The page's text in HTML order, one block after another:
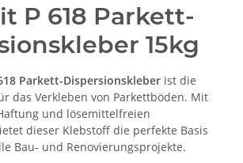
P 618 Parkett-
15kg
Parkett-Dispersionskleber ist die
das Verkleben von Parkettböden. Mit
und lösemittelfreien
dieser Klebstoff die perfekte Basis
Bau- und Renovierungsprojekte.